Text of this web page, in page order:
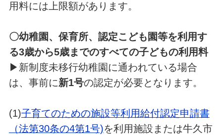
用料には上限額があります。
〇幼稚園、保育所、認定こども園等を利用す
る3歳から5歳までのすべての子どもの利用料
▶新制度未移行幼稚園に通われている場合
は、事前に新1号の認定が必要となります。
(1)子育てのための施設等利用給付認定申請書
（法第30条の4第1号)を利用施設または牛久市